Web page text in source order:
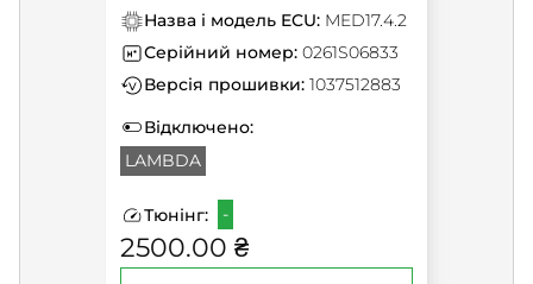
Назва і модель ECU: MED17.4.2
Серійний номер: 0261S06833
Версія прошивки: 1037512883
Відключено:
LAMBDA
Тюнінг: -
2500.00 ₴